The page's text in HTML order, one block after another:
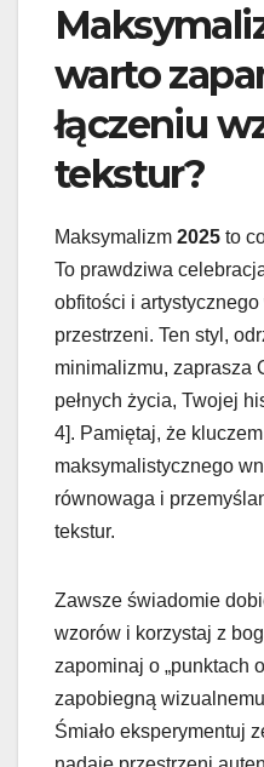
warto
łączeniu
tekstur?
Maksymalizm 2025 to
To prawdziwa
obfitości i
przestrzeni. Ten styl,
minimalizmu, zaprasza
pełnych życia, Twojej
4]. Pamiętaj, że
maksymalistycznego
równowaga i
tekstur.
Zawsze świadomie
wzorów i korzystaj z
zapominaj o „punktach
zapobiegną
Śmiało eksperymentuj